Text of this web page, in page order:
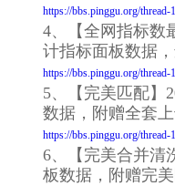
https://bbs.pinggu.org/
4、【全网指标数
计指标面板数据
https://bbs.pinggu.org/
5、【完美匹配】
数据，附赠全套
https://bbs.pinggu.org/
6、【完美合并清
板数据，附赠完